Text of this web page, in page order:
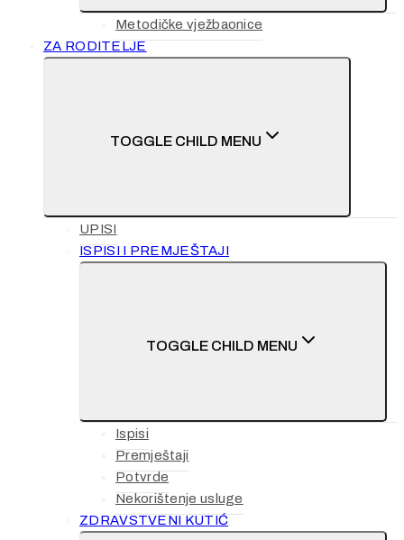
Metodičke vježbaonice
ZA RODITELJE
TOGGLE CHILD MENU
UPISI
ISPISI I PREMJEŠTAJI
TOGGLE CHILD MENU
Ispisi
Premještaji
Potvrde
Nekorištenje usluge
ZDRAVSTVENI KUTIĆ